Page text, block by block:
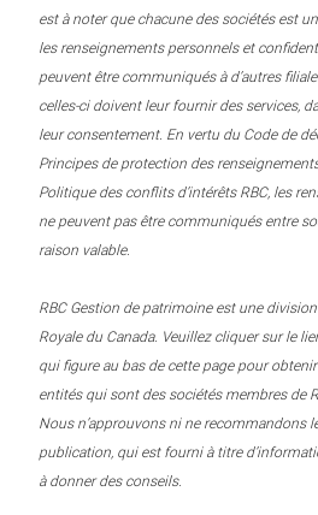
est à noter que chacune des sociétés est
les renseignements personnels et
peuvent être communiqués à d’autres
celles-ci doivent leur fournir des services,
leur consentement. En vertu du Code de
Principes de protection des
Politique des conflits d’intérêts RBC, les
ne peuvent pas être communiqués entre
raison valable.
RBC Gestion de patrimoine est une
Royale du Canada. Veuillez cliquer sur le
qui figure au bas de cette page pour
entités qui sont des sociétés membres de
Nous n’approuvons ni ne recommandons
publication, qui est fourni à titre
à donner des conseils.